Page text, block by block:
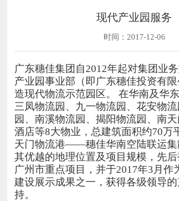
现代产业园服务
时间：2017-12-06
广东穗佳集团自2012年起对集团业
产业园事业部（即广东穗佳投资有
造现代物流示范园区。 在华南及华
三凤物流园、九一物流园、花安物
园、南溪物流园、揭阳物流园、南
酒店等8大物业，总建筑面积约70万
天门物流港——穗佳华南空陆联运集
其优越的地理位置及项目规模，先后
广州市重点项目，并于2017年3月作
建设展示成果之一，获得各级领导
持。